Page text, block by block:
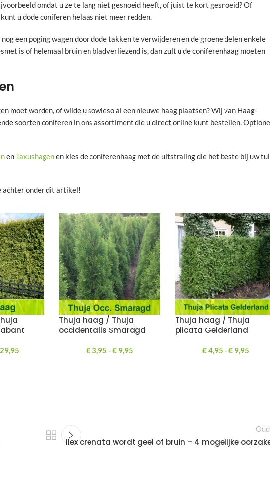
omdat u ze te lang niet gesnoeid heeft, of juist te kort gesnoeid? Of
u dode coniferen helaas niet meer redden.
een poging wagen door dode takken te verwijderen en de groene delen enkele
is of helemaal bruin en bladverliezend is, dan zult u de coniferenhaag moeten
moet worden, of wilde u sowieso al een nieuwe haag plaatsen? Wij van Haag-
soorten coniferen in ons assortiment die u direct online kunt bestellen.
enTaxushagenen kies de coniferenhaag met de uitstraling die het beste bij uw
achter onder dit artikel!
29,95
Thuja haag / Thuja
occidentalis Smaragd
€3,95 -€ 9,95
Thuja haag / Thuja
plicata Gelderland
€4,95 -€ 9,95
Ilex crenata wordt geel of bruin – 4 mogelijke